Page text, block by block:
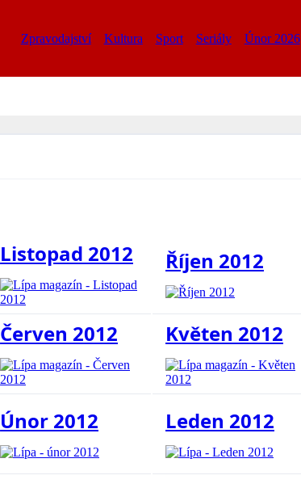
Zpravodajství Kultura Sport Seriály Únor 2026
Listopad 2012 Říjen 2012
Červen 2012 Květen 2012
Únor 2012 Leden 2012